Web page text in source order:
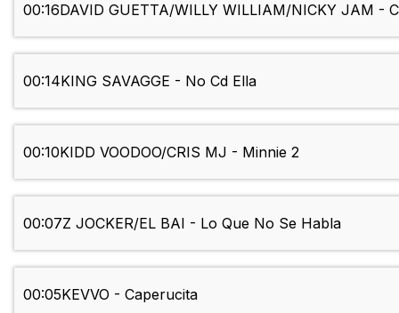
00:16DAVID GUETTA/WILLY WILLIAM/NICKY JAM -
00:14KING SAVAGGE - No Cd Ella
00:10KIDD VOODOO/CRIS MJ - Minnie 2
00:07Z JOCKER/EL BAI - Lo Que No Se Habla
00:05KEVVO - Caperucita